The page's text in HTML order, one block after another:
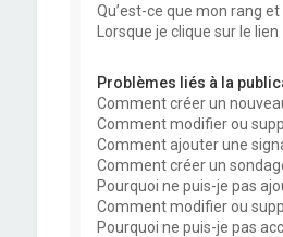
Qu’est-ce que mon rang
Lorsque je clique sur le lien
Problèmes liés à la
Comment créer un
Comment modifier ou
Comment ajouter une
Comment créer un
Pourquoi ne puis-je pas
Comment modifier ou
Pourquoi ne puis-je pas